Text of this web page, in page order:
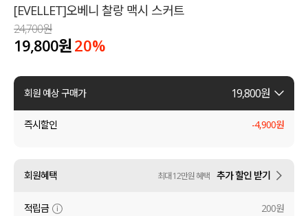
티셔츠
팬츠
셔츠
원피스
수영복
아우터
언더웨어
[EVELLET]오베니 찰랑 맥시 스커트
24,700원
19,800원20%
회원 예상 구매가 19,800원
즉시할인 -4,900원
회원혜택 최대 12만원 혜택 추가 할인 받기
적립금 200원